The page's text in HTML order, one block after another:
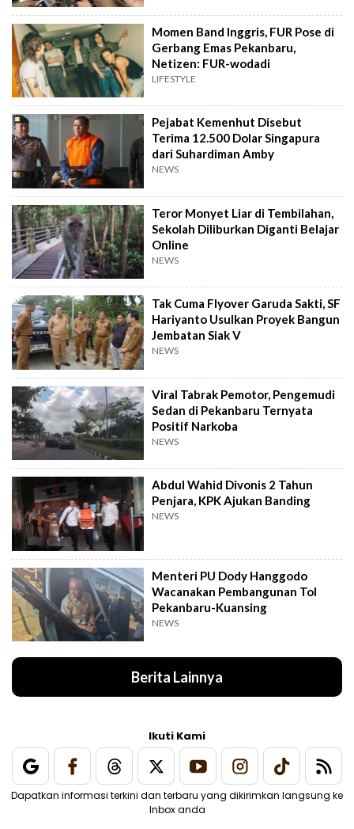
Momen Band Inggris, FUR Pose di
Gerbang Emas Pekanbaru,
Netizen: FUR-wodadi
LIFESTYLE
Pejabat Kemenhut Disebut
Terima 12.500 Dolar Singapura
dari Suhardiman Amby
NEWS
Teror Monyet Liar di Tembilahan,
Sekolah Diliburkan Diganti Belajar
Online
NEWS
Tak Cuma Flyover Garuda Sakti, SF
Hariyanto Usulkan Proyek Bangun
Jembatan Siak V
NEWS
Viral Tabrak Pemotor, Pengemudi
Sedan di Pekanbaru Ternyata
Positif Narkoba
NEWS
Abdul Wahid Divonis 2 Tahun
Penjara, KPK Ajukan Banding
NEWS
Menteri PU Dody Hanggodo
Wacanakan Pembangunan Tol
Pekanbaru-Kuansing
NEWS
Berita Lainnya
Ikuti Kami
Dapatkan informasi terkini dan terbaru yang dikirimkan langsung ke
Inbox anda